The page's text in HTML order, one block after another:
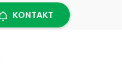
KONTAKT